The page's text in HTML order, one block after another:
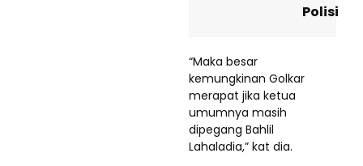
Polisi
“Maka besar
kemungkinan Golkar
merapat jika ketua
umumnya masih
dipegang Bahlil
Lahaladia,” kat dia.